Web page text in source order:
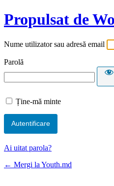
Propulsat de
Nume utilizator sau adresă email
Parolă
Ține-mă minte
Ai uitat parola?
← Mergi la Youth.md